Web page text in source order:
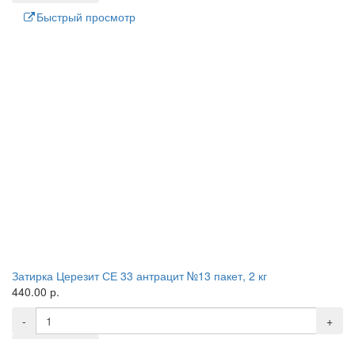
Быстрый просмотр
Затирка Церезит СЕ 33 антрацит №13 пакет, 2 кг
440.00 р.
-
+